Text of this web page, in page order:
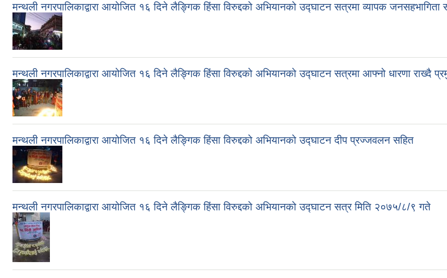
मन्थली नगरपालिकाद्वारा आयोजित १६ दिने लैङ्गिक हिंसा विरुद्दको अभियानको उद्घाटन सत्रमा व्यापक जनसहभागिता
मन्थली नगरपालिकाद्वारा आयोजित १६ दिने लैङ्गिक हिंसा विरुद्दको अभियानको उद्घाटन सत्रमा आफ्नो धारणा
मन्थली नगरपालिकाद्वारा आयोजित १६ दिने लैङ्गिक हिंसा विरुद्दको अभियानको उद्घाटन दीप प्रज्जवलन सहित
मन्थली नगरपालिकाद्वारा आयोजित १६ दिने लैङ्गिक हिंसा विरुद्दको अभियानको उद्घाटन सत्र मिति २०७५/८/९ गते